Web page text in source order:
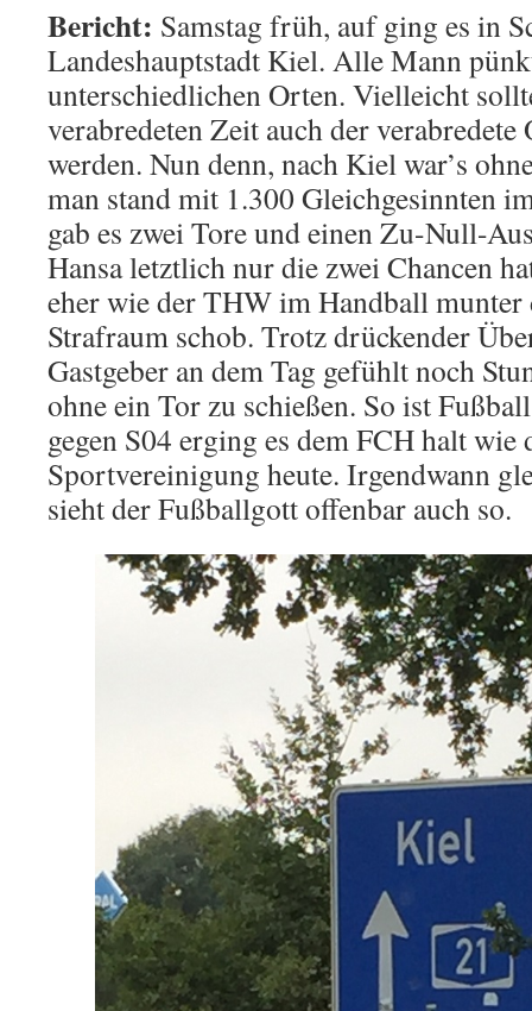
Bericht: Samstag früh, auf ging es in
Landeshauptstadt Kiel. Alle Mann
unterschiedlichen Orten. Vielleicht
verabredeten Zeit auch der
werden. Nun denn, nach Kiel war’s
man stand mit 1.300 Gleichgesinnten
gab es zwei Tore und einen Zu-Null-
Hansa letztlich nur die zwei Chancen
eher wie der THW im Handball munter
Strafraum schob. Trotz drückender
Gastgeber an dem Tag gefühlt noch
ohne ein Tor zu schießen. So ist
gegen S04 erging es dem FCH halt wie
Sportvereinigung heute. Irgendwann
sieht der Fußballgott offenbar auch so.